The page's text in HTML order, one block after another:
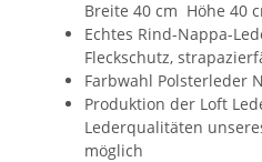
Breite 40 cm Höhe 40
Echtes Rind-Nappa-
Fleckschutz,
Farbwahl Polsterleder
Produktion der Loft
Lederqualitäten
möglich